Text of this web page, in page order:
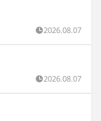
2026.08.07
2026.08.07